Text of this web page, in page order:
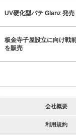
UV硬化型パテ Glanz 発売
板金寺子屋設立に向け戦
を販売
会社概要
利用規約